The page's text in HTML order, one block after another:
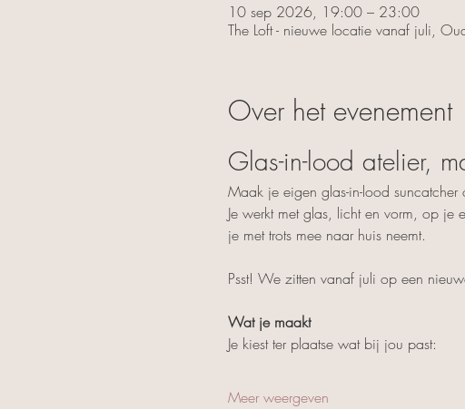
10 sep 2026, 19:00 – 23:00
The Loft - nieuwe locatie vanaf juli,
Over het evenement
Glas-in-lood atelier,
Maak je eigen glas-in-lood
Je werkt met glas, licht en vorm, op je
je met trots mee naar huis neemt.
Psst! We zitten vanaf juli op een
Wat je maakt
Je kiest ter plaatse wat bij jou past:
Meer weergeven